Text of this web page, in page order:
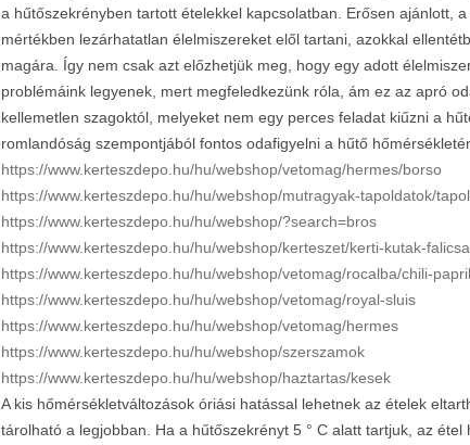
a hűtőszekrényben tartott ételekkel kapcsolatban. Erősen ajánlott,
mértékben lezárhatatlan élelmiszereket elől tartani, azokkal
magára. Így nem csak azt előzhetjük meg, hogy egy adott
problémáink legyenek, mert megfeledkezünk róla, ám ez az apró
kellemetlen szagoktól, melyeket nem egy perces feladat kiűzni a
romlandóság szempontjából fontos odafigyelni a hűtő
https://www.kerteszdepo.hu/hu/webshop/vetomag/hermes/borso
https://www.kerteszdepo.hu/hu/webshop/mutragyak-tapoldatok/
https://www.kerteszdepo.hu/hu/webshop/?search=bros
https://www.kerteszdepo.hu/hu/webshop/kerteszet/kerti-kutak-
https://www.kerteszdepo.hu/hu/webshop/vetomag/rocalba/chili-
https://www.kerteszdepo.hu/hu/webshop/vetomag/royal-sluis
https://www.kerteszdepo.hu/hu/webshop/vetomag/hermes
https://www.kerteszdepo.hu/hu/webshop/szerszamok
https://www.kerteszdepo.hu/hu/webshop/haztartas/kesek
A kis hőmérsékletváltozások óriási hatással lehetnek az ételek
tárolható a legjobban. Ha a hűtőszekrényt 5 ° C alatt tartjuk, az